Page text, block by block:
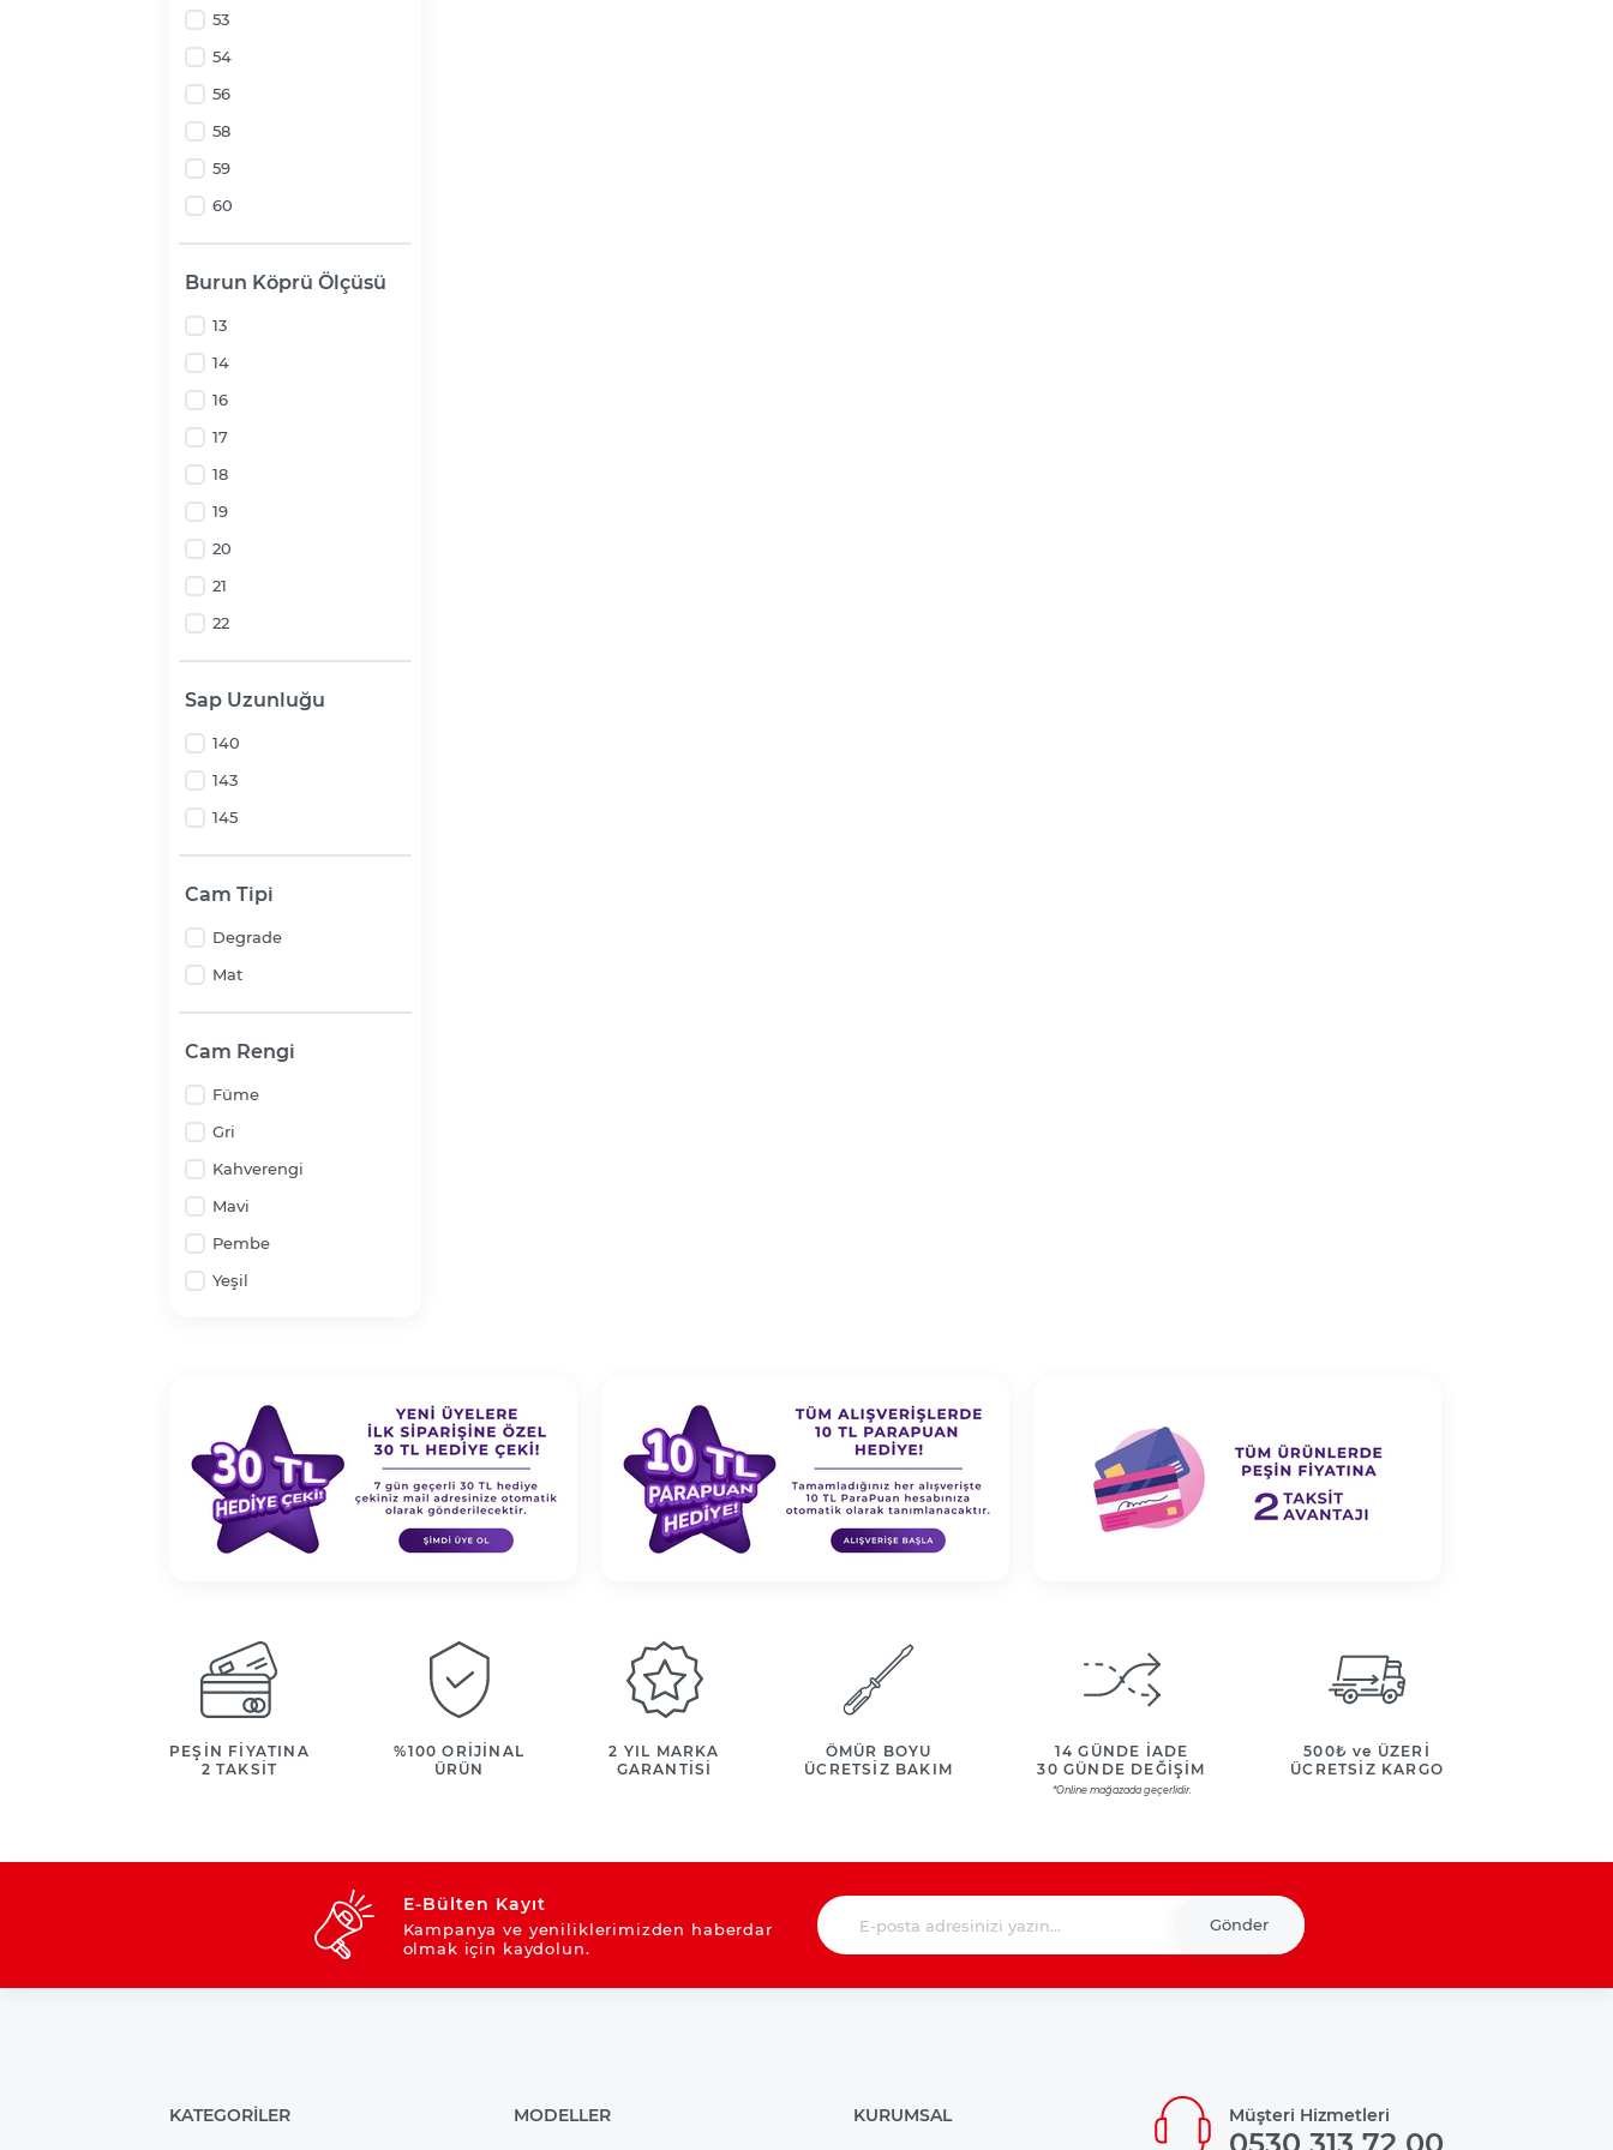
53
54
56
58
59
60
Burun Köprü Ölçüsü
13
14
16
17
18
19
20
21
22
Sap Uzunluğu
140
143
145
Cam Tipi
Degrade
Mat
Cam Rengi
Füme
Gri
Kahverengi
Mavi
Pembe
Yeşil
PEŞİN FİYATINA
2 TAKSİT
%100 ORİJİNAL
ÜRÜN
2 YIL MARKA
GARANTİSİ
ÖMÜR BOYU
ÜCRETSİZ BAKIM
14 GÜNDE İADE
30 GÜNDE DEĞİŞİM
*Online mağazada geçerlidir.
500₺ ve ÜZERİ
ÜCRETSİZ KARGO
E-Bülten Kayıt
Kampanya ve yeniliklerimizden haberdar
olmak için kaydolun.
Gönder
KATEGORİLER MODELLER KURUMSAL Müşteri Hizmetleri